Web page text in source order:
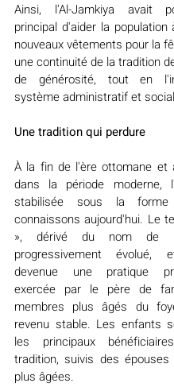
Ainsi, l'Al-Jamkiya avait
principal d'aider la
nouveaux vêtements pour la
une continuité de la tradition
de générosité, tout en
système administratif et
Une tradition qui perdure
À la fin de l'ère ottomane et
dans la période moderne,
stabilisée sous la
connaissons aujourd'hui. Le
», dérivé du nom de
progressivement
devenue une pratique
exercée par le père de
membres plus âgés du
revenu stable. Les enfants
les principaux
tradition, suivis des
plus âgées.